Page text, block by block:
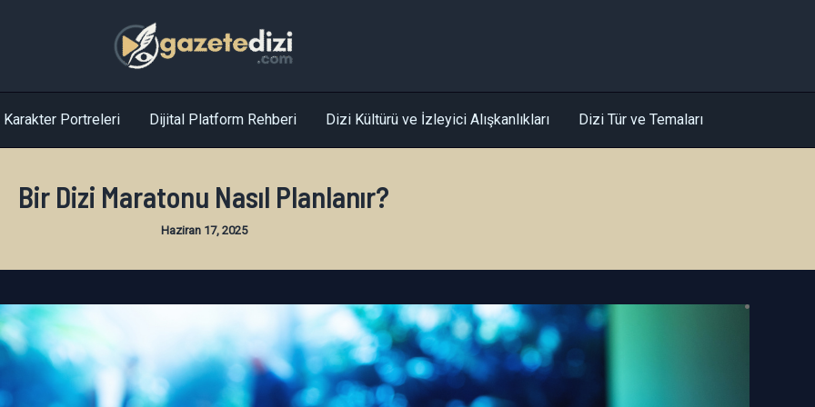
Karakter Portreleri Dijital Platform Rehberi Dizi Kültürü ve İzleyici Alışkanlıkları Dizi Tür ve Temaları
Bir Dizi Maratonu Nasıl Planlanır?
Haziran 17, 2025